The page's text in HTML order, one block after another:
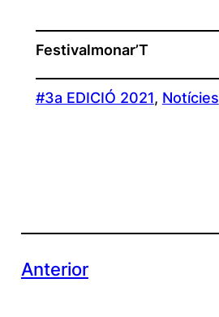
Festivalmonar’T
#3a EDICIÓ 2021, Notícies
Anterior